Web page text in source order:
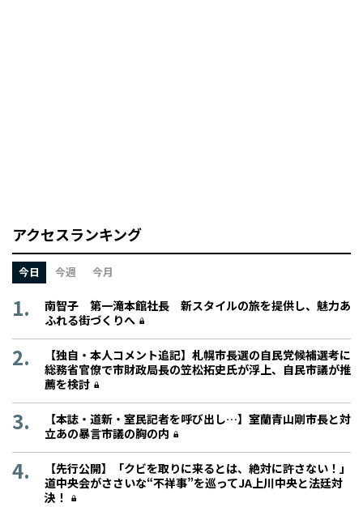
アクセスランキング
今日 今週 今月
南智子 第一滝本館社長 新スタイルの旅を提供し、魅力あ
ふれる街づくりへ
【独自・本人コメント追記】札幌市長選の自民党候補選考に
総務省官僚で市財政局長の笠松拓史氏が浮上、自民市議が推
薦を検討
【本誌・道新・室民記者を呼び出し…】室蘭青山剛市長と対
立あの暴言市議の胸の内
【先行公開】「クビを取りに来るとは、絶対に許さない！」
道中央会がささいな“不祥事”を巡ってJA上川中央と法廷対
決！